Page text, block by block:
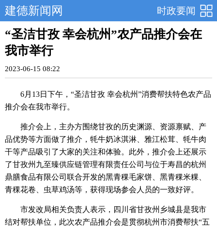
时政要闻
建德新闻网
“圣洁甘孜 幸会杭州”农产品推介会在
我市举行
2023-06-15 08:22
6月13日下午，“圣洁甘孜 幸会杭州”消费帮扶特色农产品
推介会在我市举行。
推介会上，主办方围绕甘孜的历史渊源、资源禀赋、产
品优势等方面做了推介，牦牛奶冰淇淋、雅江松茸、牦牛肉
干等产品吸引了大家的关注和体验。此外，推介会上还展示
了甘孜州九至臻供应链管理有限责任公司与位于寿昌的杭州
鼎膳食品有限公司联合开发的黑青稞毛家饼、黑青稞米粿、
青稞花卷、虫草鸡汤等，获得现场参会人员的一致好评。
市发改局相关负责人表示，四川省甘孜州乡城县是我市
结对帮扶单位，此次农产品推介会是贯彻杭州市消费帮扶“五